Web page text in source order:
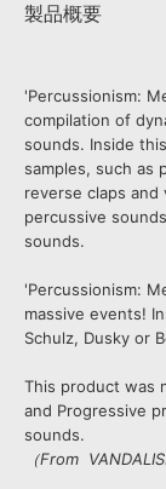
製品概要
'Percussionism:
compilation of
sounds. Inside
samples, such as
reverse claps
percussive
sounds.
'Percussionism:
massive events!
Schulz, Dusky or
This product was
and Progressive
sounds.
（From